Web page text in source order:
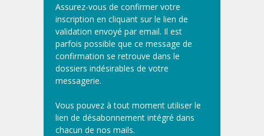
Assurez-vous de confirmer votre
inscription en cliquant sur le lien de
validation envoyé par email. Il est
parfois possible que ce message de
confirmation se retrouve dans le
dossiers indésirables de votre
messagerie.
Vous pouvez à tout moment utiliser le
lien de désabonnement intégré dans
chacun de nos mails.